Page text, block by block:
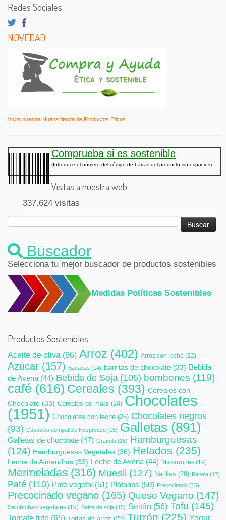
Redes Sociales
NOVEDAD:
Visita nuestra Nueva tienda de Productos Éticos
Comprueba si es sostenible
(Introduce el número del código de barras del producto sin espacios)
Visitas a nuestra web:
337.624 visitas
Buscador
Selecciona tu mejor buscador de productos sostenibles
Medidas Políticas Sostenibles
Productos Sostenibles
Aceite de oliva (66) Arroz (402) Arroz con leche (22)
Azúcar (157) Bananas (14) barritas de chocolate (33) Bebida
de Avena(44) Bebida de Soja (105) bombones (119)
café (616) Cereales (393) Cereales con
Chocolate (33) Cereales de maíz (24) Chocolates
(1951) Chocolates con leche (25) Chocolates negros
(93) Cápsulas compatible Nespresso (15) Galletas (891)
Galletas de chocolate (47) Granola (16) Hamburguesas
(124) Hamburguesas Vegetales (36) Helados (235)
Leche de Almendras (33) Leche de Avena(44) Macarrones (19)
Mermeladas (316) Muesli (127) Natillas (29) Panela (17)
Paté (110) Paté vegetal (51) Plátanos (50) Precocinado (15)
Precocinado vegano (165) Queso Vegano (147)
Salchichas vegetales (19) Salsa de soja (15) Seitán (56) Tofu (145)
Tomate frito (65) Turrón (225) Yogur